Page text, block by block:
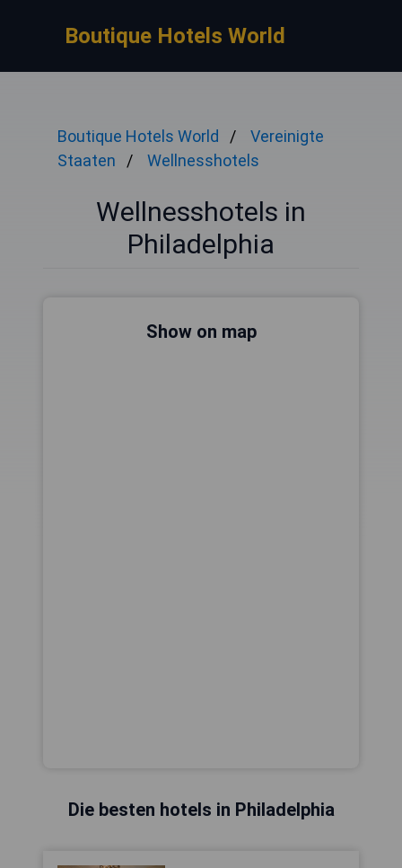
Boutique Hotels World
Boutique Hotels World
Vereinigte
Staaten
Wellnesshotels
Wellnesshotels in
Philadelphia
Show on map
Die besten hotels in Philadelphia